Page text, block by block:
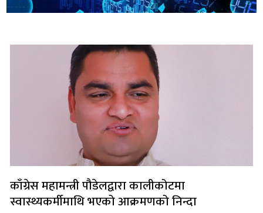
काँग्रेस महामन्त्री पौडेलद्वारा कालीकोटमा
स्वास्थ्यकर्मीमाथि भएको आक्रमणको निन्दा